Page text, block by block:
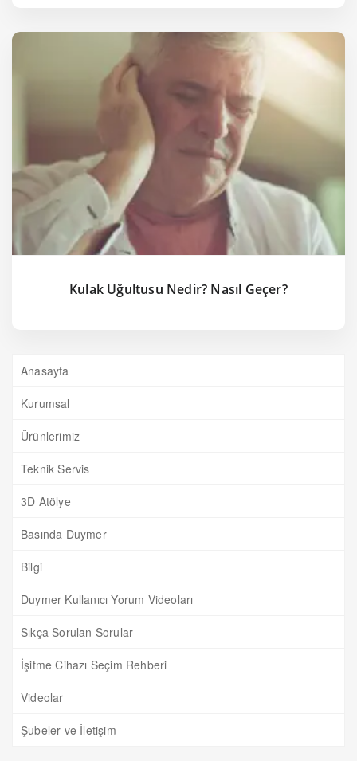
Kulak Uğultusu Nedir? Nasıl Geçer?
Anasayfa
Kurumsal
Ürünlerimiz
Teknik Servis
3D Atölye
Basında Duymer
Bilgi
Duymer Kullanıcı Yorum Videoları
Sıkça Sorulan Sorular
İşitme Cihazı Seçim Rehberi
Videolar
Şubeler ve İletişim